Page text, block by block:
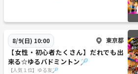
8/9(日) 10:00 東京都
【女性・初心者たくさん】だれでも出
来る☆ゆるバドミントン🏸
【人気１位】ゆる友🏸